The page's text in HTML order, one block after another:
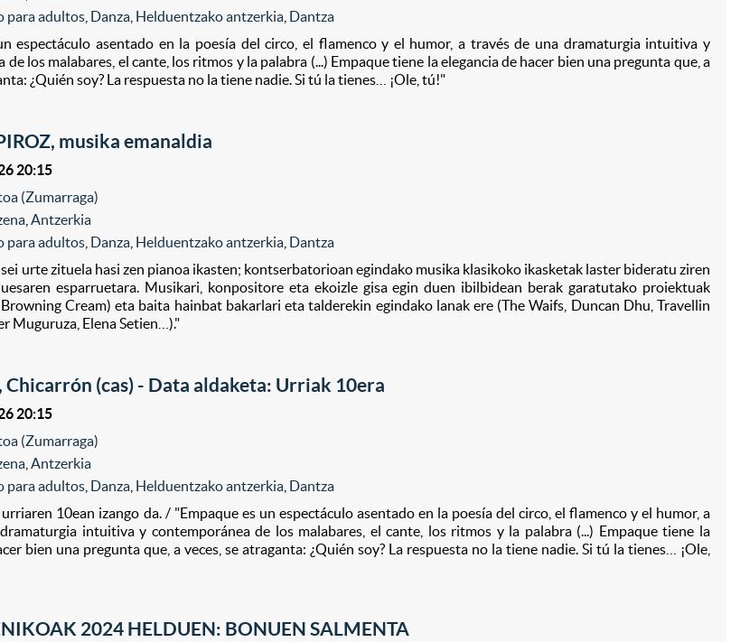
para adultos Danza Helduentzako antzerkia Dantza
espectáculo asentado en la poesía del circo, el flamenco y el humor, a través de una dramaturgia intuitiva y
de los malabares, el cante, los ritmos y la palabra (...) Empaque tiene la elegancia de hacer bien una pregunta que, a
¿Quién soy? La respuesta no la tiene nadie. Si tú la tienes… ¡Ole, tú!"
musika emanaldia
20:15
(Zumarraga)
,Antzerkia
para adultos Danza Helduentzako antzerkia Dantza
urte zituela hasi zen pianoa ikasten; kontserbatorioan egindako musika klasikoko ikasketak laster bideratu ziren
esparruetara. Musikari, konpositore eta ekoizle gisa egin duen ibilbidean berak garatutako proiektuak
Cream) eta baita hainbat bakarlari eta talderekin egindako lanak ere (The Waifs, Duncan Dhu, Travellin
Muguruza, Elena Setien…)."
Chicarrón (cas) - Data aldaketa: Urriak 10era
20:15
(Zumarraga)
,Antzerkia
para adultos Danza Helduentzako antzerkia Dantza
10ean izango da. / "Empaque es un espectáculo asentado en la poesía del circo, el flamenco y el humor, a
intuitiva y contemporánea de los malabares, el cante, los ritmos y la palabra (...) Empaque tiene la
bien una pregunta que, a veces, se atraganta: ¿Quién soy? La respuesta no la tiene nadie. Si tú la tienes… ¡Ole,
2024 HELDUEN: BONUEN SALMENTA